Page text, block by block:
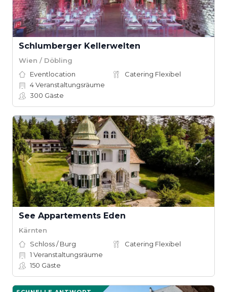
Schlumberger Kellerwelten
Wien / Döbling
Eventlocation
Catering Flexibel
4Veranstaltungsräume
300 Gäste
See Appartements Eden
Kärnten
Schloss / Burg
Catering Flexibel
1 Veranstaltungsräume
150 Gäste